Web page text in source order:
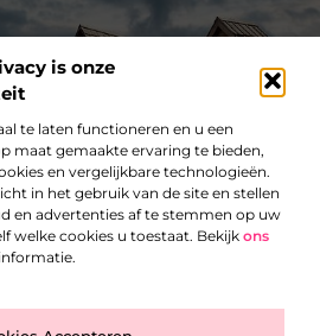
is onze
te laten functioneren en u een
maat gemaakte ervaring te bieden,
en vergelijkbare technologieën.
in het gebruik van de site en stellen
en advertenties af te stemmen op uw
welke cookies u toestaat. Bekijk ons
op een rij
en Fantom: Prijs en Koers
in een aantrekkelijke gemeente